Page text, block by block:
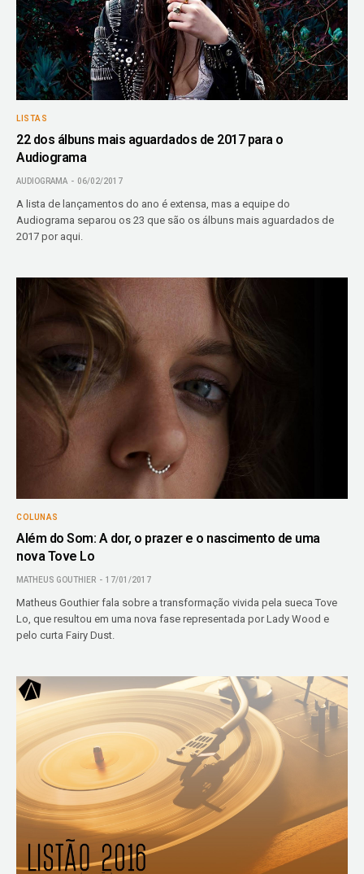
LISTAS
22 dos álbuns mais aguardados de 2017 para o
Audiograma
AUDIOGRAMA 06/02/2017
A lista de lançamentos do ano é extensa, mas a equipe do
Audiograma separou os 23 que são os álbuns mais aguardados de
2017 por aqui.
COLUNAS
Além do Som: A dor, o prazer e o nascimento de uma
nova Tove Lo
MATHEUS GOUTHIER 17/01/2017
Matheus Gouthier fala sobre a transformação vivida pela sueca Tove
Lo, que resultou em uma nova fase representada por Lady Wood e
pelo curta Fairy Dust.